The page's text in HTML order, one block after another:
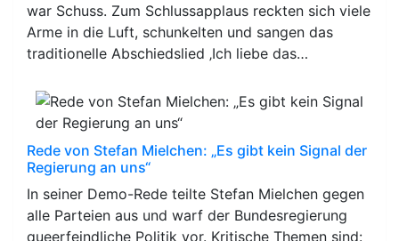
war Schuss. Zum Schlussapplaus reckten sich viele
Arme in die Luft, schunkelten und sangen das
traditionelle Abschiedslied ‚Ich liebe das…
Rede von Stefan Mielchen: „Es gibt kein Signal der
Regierung an uns“
In seiner Demo-Rede teilte Stefan Mielchen gegen
alle Parteien aus und warf der Bundesregierung
queerfeindliche Politik vor. Kritische Themen sind: